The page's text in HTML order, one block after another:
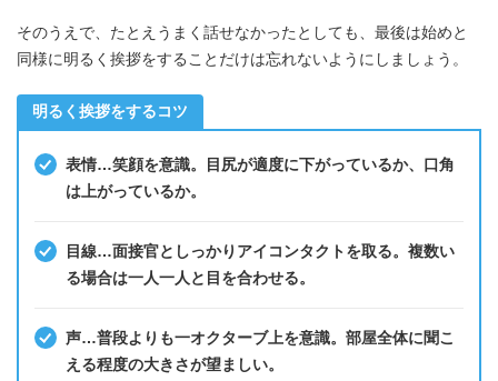
そのうえで、たとえうまく話せなかったとしても、最後は始めと
同様に明るく挨拶をすることだけは忘れないようにしましょう。
明るく挨拶をするコツ
表情…笑顔を意識。目尻が適度に下がっているか、口角
は上がっているか。
目線…面接官としっかりアイコンタクトを取る。複数い
る場合は一人一人と目を合わせる。
声…普段よりも一オクターブ上を意識。部屋全体に聞こ
える程度の大きさが望ましい。